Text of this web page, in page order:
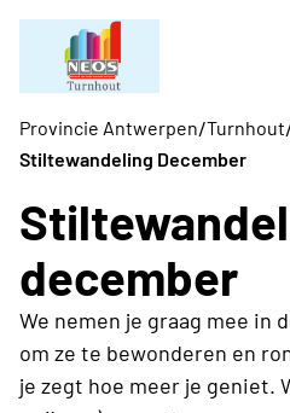
Provincie Antwerpen/Turnhout
Stiltewandeling December
december
We nemen je graag mee in
om ze te bewonderen en
je zegt hoe meer je geniet.